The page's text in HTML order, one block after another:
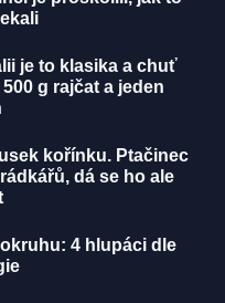
je to klasika a chuť
g rajčat a jeden
kořínku. Ptačinec
dá se ho ale
4 hlupáci dle